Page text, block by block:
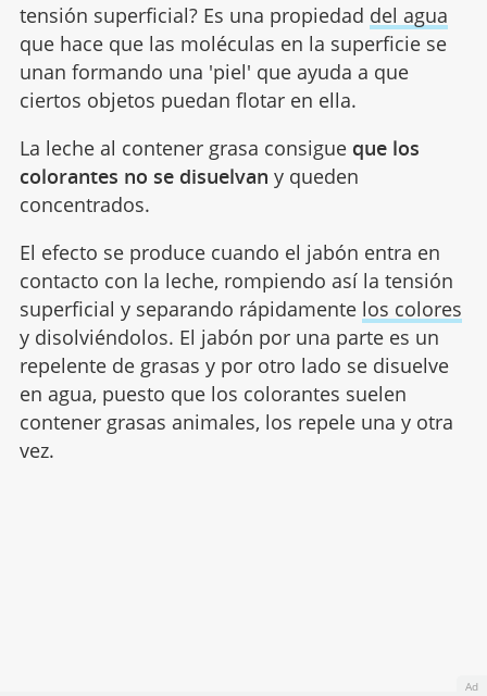
tensión superficial? Es una propiedad del agua
que hace que las moléculas en la superficie se
unan formando una 'piel' que ayuda a que
ciertos objetos puedan flotar en ella.
La leche al contener grasa consigueque los
colorantes no se disuelvan y queden
concentrados.
El efecto se produce cuando el jabón entra en
contacto con la leche, rompiendo así la tensión
superficial y separando rápidamente los colores
y disolviéndolos. El jabón por una parte es un
repelente de grasas y por otro lado se disuelve
en agua, puesto que los colorantes suelen
contener grasas animales, los repele una y otra
vez.
Ad